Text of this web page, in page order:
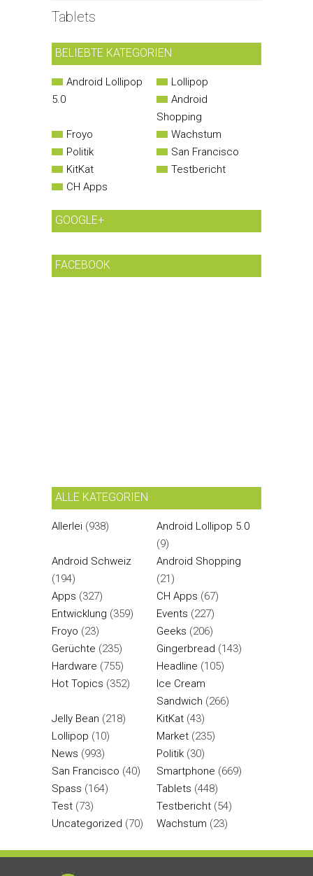
Tablets
BELIEBTE KATEGORIEN
Android Lollipop
5.0
Lollipop
Android
Shopping
Froyo
Wachstum
Politik
San Francisco
KitKat
Testbericht
CH Apps
GOOGLE+
FACEBOOK
ALLE KATEGORIEN
Allerlei (938)
Android Lollipop 5.0
(9)
Android Schweiz
(194)
Android Shopping
(21)
Apps (327) CH Apps (67)
Entwicklung (359) Events (227)
Froyo (23) Geeks (206)
Gerüchte (235) Gingerbread (143)
Hardware (755) Headline (105)
Hot Topics (352)
Ice Cream
Sandwich (266)
Jelly Bean (218) KitKat (43)
Lollipop (10) Market (235)
News (993) Politik (30)
San Francisco (40) Smartphone (669)
Spass (164) Tablets (448)
Test (73) Testbericht (54)
Uncategorized (70) Wachstum (23)